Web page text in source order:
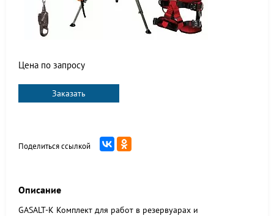
Цена по запросу
Заказать
Поделиться ссылкой
Описание
GASALT-K Комплект для работ в резервуарах и